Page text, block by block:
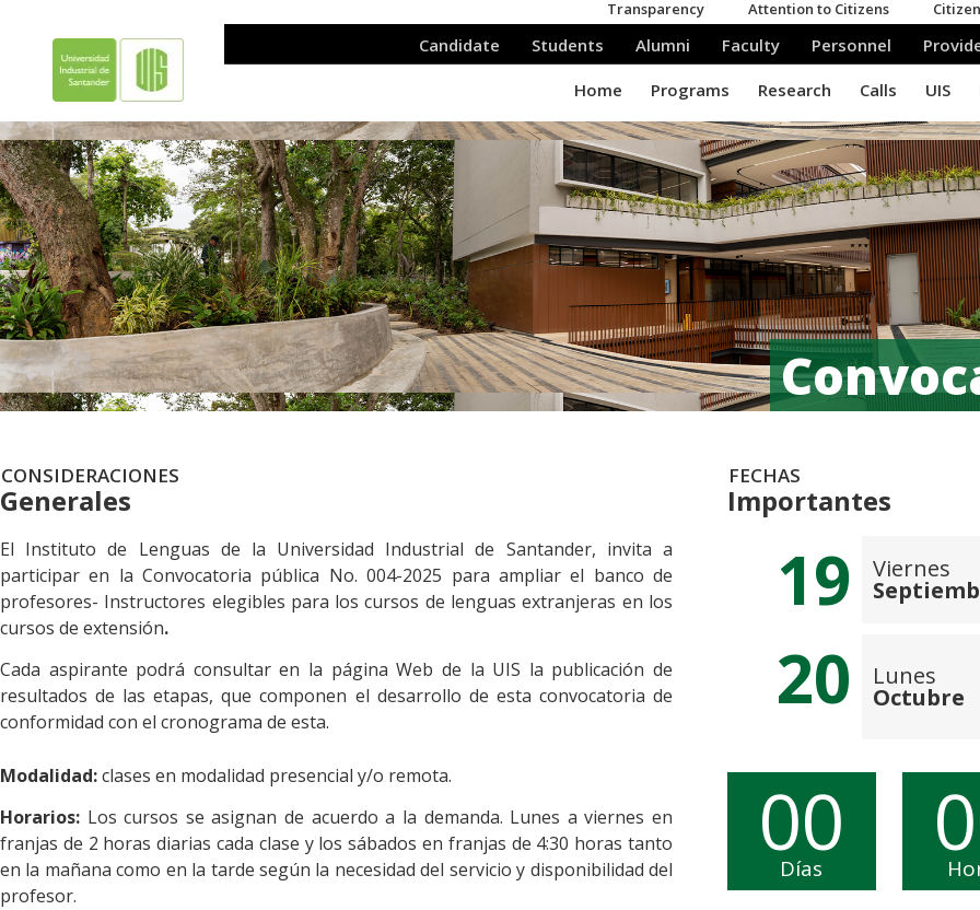
CONSIDERACIONES
Generales
El Instituto de Lenguas de la Universidad Industrial de Santander, invita a
participar en laConvocatoria pública No. 004-2025 para ampliar el banco de
profesores- Instructores elegibles para los cursos de lenguas extranjeras en los
cursos de extensión.
Cada aspirante podrá consultar en la página Web de la UIS la publicación de
resultados de las etapas, que componen el desarrollo de esta convocatoria de
conformidad con el cronograma de esta.
Modalidad:clases en modalidad presencial y/o remota.
Horarios: Los cursos se asignan de acuerdo a la demanda. Lunes a viernes en
franjas de 2 horas diarias cada clase y los sábados en franjas de 4:30 horas tanto
en la mañana como en la tarde según la necesidad del servicio y disponibilidad del
profesor.
FECHAS
Importantes
19 Viernes
20 Lunes
Octubre
00
Días